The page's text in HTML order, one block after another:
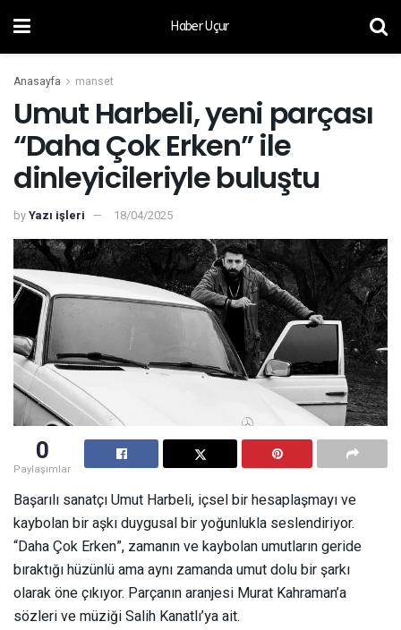
Haber Uçur
Anasayfa manset
Umut Harbeli, yeni parçası
“Daha Çok Erken” ile
dinleyicileriyle buluştu
byYazı işleri 18/04/2025
0
Paylaşımlar
Başarılı sanatçı Umut Harbeli, içsel bir hesaplaşmayı ve
kaybolan bir aşkı duygusal bir yoğunlukla seslendiriyor.
“Daha Çok Erken”, zamanın ve kaybolan umutların geride
bıraktığı hüzünlü ama aynı zamanda umut dolu bir şarkı
olarak öne çıkıyor. Parçanın aranjesi Murat Kahraman’a
sözleri ve müziği Salih Kanatlı’ya ait.